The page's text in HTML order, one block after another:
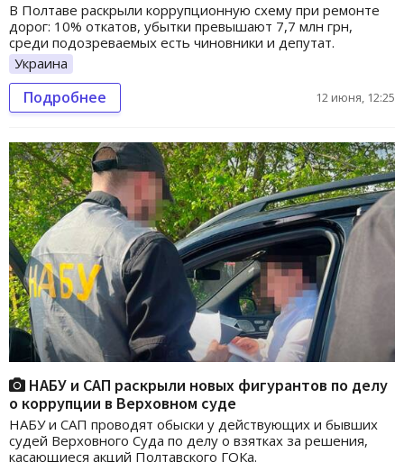
В Полтаве раскрыли коррупционную схему при ремонте
дорог: 10% откатов, убытки превышают 7,7 млн грн,
среди подозреваемых есть чиновники и депутат.
Украина
Подробнее 12 июня, 12:25
НАБУ и САП раскрыли новых фигурантов по делу
о коррупции в Верховном суде
НАБУ и САП проводят обыски у действующих и бывших
судей Верховного Суда по делу о взятках за решения,
касающиеся акций Полтавского ГОКа.